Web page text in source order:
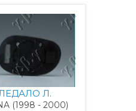
Л.
(1998 - 2000)